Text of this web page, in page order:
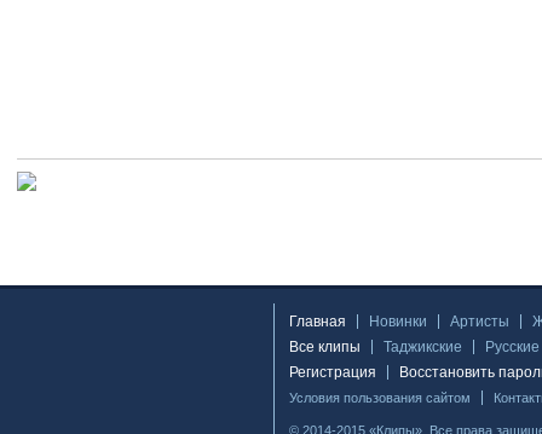
Главная Новинки Артисты
Все клипы
Таджикские
Русские
Регистрация
Восстановить
Условия пользования сайтом
© 2014-2015 «Клипы». Все права